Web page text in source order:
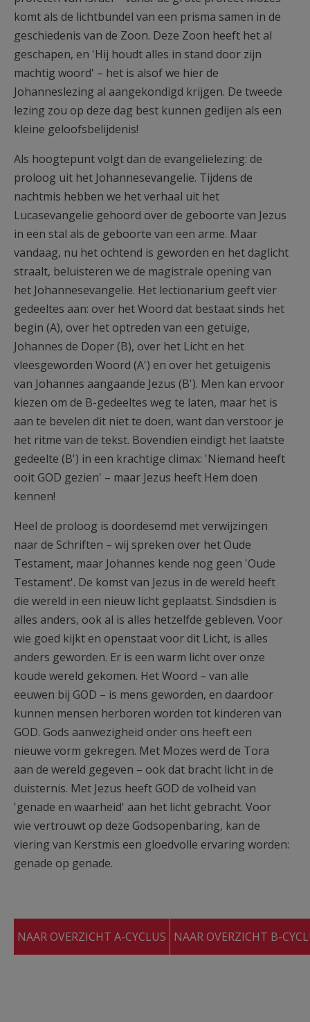
komt als de lichtbundel van een prisma samen in de
geschiedenis van de Zoon. Deze Zoon heeft het al
geschapen, en 'Hij houdt alles in stand door zijn
machtig woord' – het is alsof we hier de
Johanneslezing al aangekondigd krijgen. De tweede
lezing zou op deze dag best kunnen gedijen als een
kleine geloofsbelijdenis!
Als hoogtepunt volgt dan de evangelielezing: de
proloog uit het Johannesevangelie. Tijdens de
nachtmis hebben we het verhaal uit het
Lucasevangelie gehoord over de geboorte van Jezus
in een stal als de geboorte van een arme. Maar
vandaag, nu het ochtend is geworden en het daglicht
straalt, beluisteren we de magistrale opening van
het Johannesevangelie. Het lectionarium geeft vier
gedeeltes aan: over het Woord dat bestaat sinds het
begin (A), over het optreden van een getuige,
Johannes de Doper (B), over het Licht en het
vleesgeworden Woord (A') en over het getuigenis
van Johannes aangaande Jezus (B'). Men kan ervoor
kiezen om de B-gedeeltes weg te laten, maar het is
aan te bevelen dit niet te doen, want dan verstoor je
het ritme van de tekst. Bovendien eindigt het laatste
gedeelte (B') in een krachtige climax: 'Niemand heeft
ooit GOD gezien' – maar Jezus heeft Hem doen
kennen!
Heel de proloog is doordesemd met verwijzingen
naar de Schriften – wij spreken over het Oude
Testament, maar Johannes kende nog geen 'Oude
Testament'. De komst van Jezus in de wereld heeft
die wereld in een nieuw licht geplaatst. Sindsdien is
alles anders, ook al is alles hetzelfde gebleven. Voor
wie goed kijkt en openstaat voor dit Licht, is alles
anders geworden. Er is een warm licht over onze
koude wereld gekomen. Het Woord – van alle
eeuwen bij GOD – is mens geworden, en daardoor
kunnen mensen herboren worden tot kinderen van
GOD. Gods aanwezigheid onder ons heeft een
nieuwe vorm gekregen. Met Mozes werd de Tora
aan de wereld gegeven – ook dat bracht licht in de
duisternis. Met Jezus heeft GOD de volheid van
'genade en waarheid' aan het licht gebracht. Voor
wie vertrouwt op deze Godsopenbaring, kan de
viering van Kerstmis een gloedvolle ervaring worden:
genade op genade.
NAAR OVERZICHT A-CYCLUS NAAR OVERZICHT B-